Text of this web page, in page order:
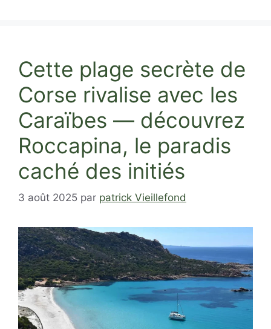
Cette plage secrète de
Corse rivalise avec les
Caraïbes — découvrez
Roccapina, le paradis
caché des initiés
3 août 2025 par patrick Vieillefond